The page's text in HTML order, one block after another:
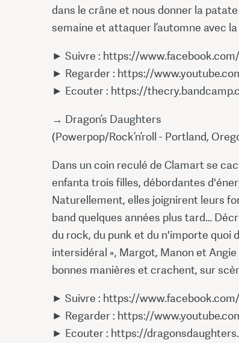
dans le crâne et nous donner la
semaine et attaquer l’automne avec
► Suivre : https://
► Regarder : https://
► Ecouter : https://
→ Dragon’s Daughters
(Powerpop/Rock’n’roll - Portland,
Dans un coin reculé de Clamart se
enfanta trois filles, débordantes
Naturellement, elles joignirent leurs
band quelques années plus tard…
du rock, du punk et du n'importe quoi
intersidéral », Margot, Manon et
bonnes manières et crachent, sur
► Suivre : https://
► Regarder : https://
► Ecouter : https://